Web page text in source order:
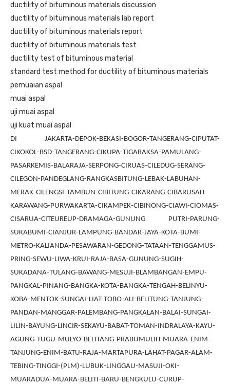
ductility of bituminous materials discussion
ductility of bituminous materials lab report
ductility of bituminous materials report
ductility of bituminous materials test
ductility test of bituminous material
standard test method for ductility of bituminous materials
pemuaian aspal
muai aspal
uji muai aspal
uji kuat muai aspal
DI JAKARTA-DEPOK-BEKASI-BOGOR-TANGERANG-CIPUTAT-
CIKOKOL-BSD-TANGERANG-CIKUPA-TIGARAKSA-PAMULANG-
PASARKEMIS-BALARAJA-SERPONG-CIRUAS-CILEDUG-SERANG-
CILEGON-PANDEGLANG-RANGKASBITUNG-LEBAK-LABUHAN-
MERAK-CILENGSI-TAMBUN-CIBITUNG-CIKARANG-CIBARUSAH-
KARAWANG-PURWAKARTA-CIKAMPEK-CIBINONG-CIAWI-CIOMAS-
CISARUA-CITEUREUP-DRAMAGA-GUNUNG PUTRI-PARUNG-
SUKABUMI-CIANJUR-LAMPUNG-BANDAR-JAYA-KOTA-BUMI-
METRO-KALIANDA-PESAWARAN-GEDONG-TATAAN-TENGGAMUS-
PRING-SEWU-LIWA-KRUI-RAJA-BASA-GUNUNG-SUGIH-
SUKADANA-TULANG-BAWANG-MESUJI-BLAMBANGAN-EMPU-
PANGKAL-PINANG-BANGKA-KOTA-BANGKA-TENGAH-BELINYU-
KOBA-MENTOK-SUNGAI-LIAT-TOBO-ALI-BELITUNG-TANJUNG-
PANDAN-MANGGAR-PALEMBANG-PANGKALAN-BALAI-SUNGAI-
LILIN-BAYUNG-LINCIR-SEKAYU-BABAT-TOMAN-INDRALAYA-KAYU-
AGUNG-TUGU-MULYO-BELITANG-PRABUMULIH-MUARA-ENIM-
TANJUNG-ENIM-BATU-RAJA-MARTAPURA-LAHAT-PAGAR-ALAM-
TEBING-TINGGI-(PLM)-LUBUK-LINGGAU-MASUJI-OKI-
MUARADUA-MUARA-BELITI-BARU-BENGKULU-CURUP-